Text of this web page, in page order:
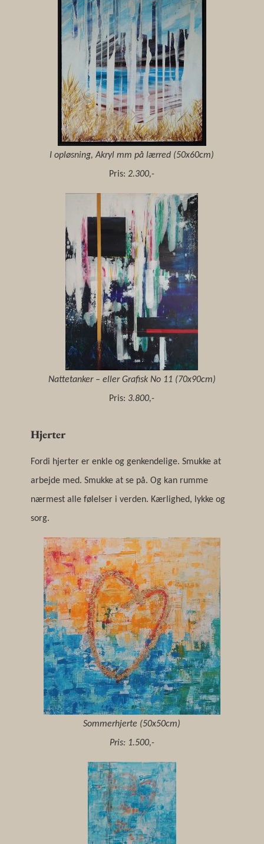
I opløsning, Akryl mm på lærred (50x60cm)
Pris: 2.300,-
Nattetanker – eller Grafisk No 11 (70x90cm)
Pris: 3.800,-
Hjerter
Fordi hjerter er enkle og genkendelige. Smukke at
arbejde med. Smukke at se på. Og kan rumme
nærmest alle følelser i verden. Kærlighed, lykke og
sorg.
Sommerhjerte (50x50cm)
Pris: 1.500,-